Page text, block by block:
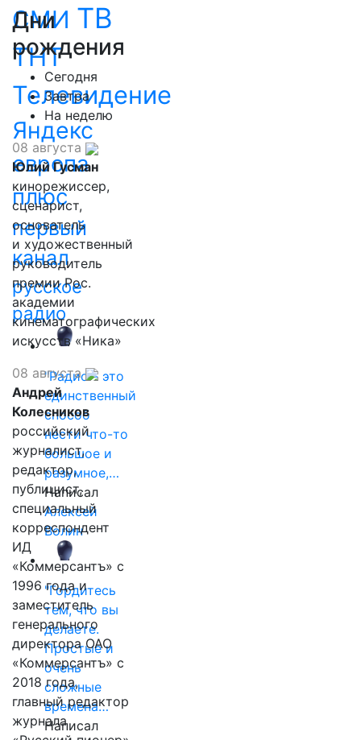
СМИ ТВ
ТНТ
Телевидение
Яндекс
европа
плюс
первый
канал
русское
радио
"Радио - это
единственный
способ
нести что-то
большое и
разумное,…
Написал
Алексей
Волин
"Гордитесь
тем, что вы
делаете.
Простые и
очень
сложные
времена…
Написал
Дни
рождения
Сегодня
Завтра
На неделю
08 августа
Юлий Гусман
кинорежиссер,
сценарист,
основатель
и художественный
руководитель
премии Рос.
академии
кинематографических
искусств «Ника»
08 августа
Андрей
Колесников
российский
журналист,
редактор,
публицист,
специальный
корреспондент
ИД
«Коммерсантъ» с
1996 года и
заместитель
генерального
директора ОАО
«Коммерсантъ» с
2018 года,
главный редактор
журнала